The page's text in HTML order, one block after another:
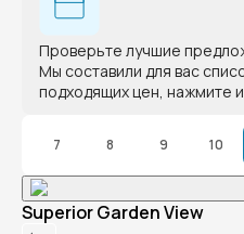
Проверьте лучшие
Мы составили для вас
подходящих цен, нажмите
7 8 9 10
Superior Garden View